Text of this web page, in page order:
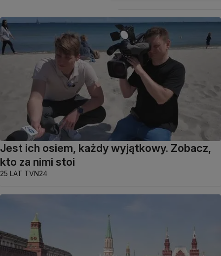
Jest ich osiem, każdy wyjątkowy. Zobacz,
kto za nimi stoi
25 LAT TVN24